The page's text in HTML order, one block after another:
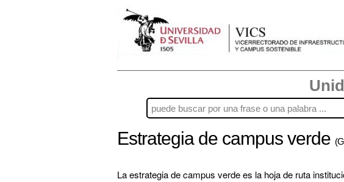
Estrategia de campus verde
La estrategia de campus verde es la hoja de ruta